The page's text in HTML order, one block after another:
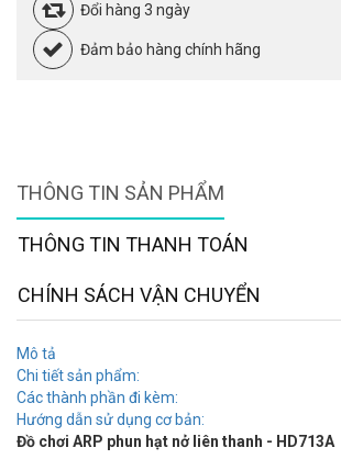
Đổi hàng 3 ngày
Đảm bảo hàng chính hãng
THÔNG TIN SẢN PHẨM
THÔNG TIN THANH TOÁN
CHÍNH SÁCH VẬN CHUYỂN
Mô tả
Chi tiết sản phẩm:
Các thành phần đi kèm:
Hướng dẫn sử dụng cơ bản:
Đồ chơi ARP phun hạt nở liên thanh - HD713A